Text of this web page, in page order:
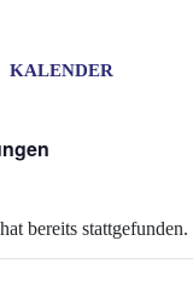
KALENDER
bereits stattgefunden.